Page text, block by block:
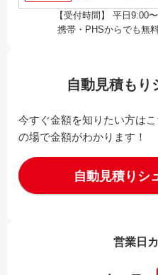
【受付時間】 平日9:00
携帯・PHSからでも無
自動見積もり
今すぐ金額を知りたい方は
の場で金額がわかります！
自動見積りシ
営業日